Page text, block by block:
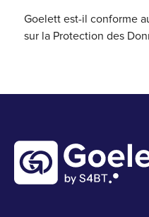
Goelett est-il conforme
sur la Protection des